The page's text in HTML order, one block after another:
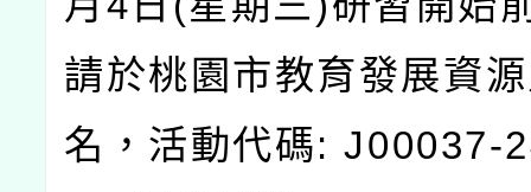
請於桃園市教育發展資
名，活動代碼: J00037-